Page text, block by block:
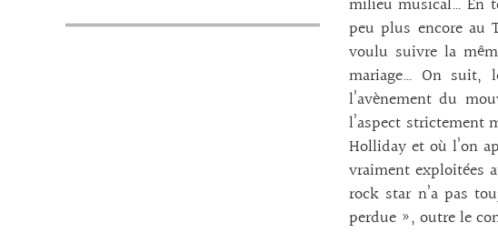
milieu musical… En
peu plus encore au
voulu suivre la
mariage… On suit,
l’avènement du
l’aspect strictement
Holliday et où l’on
vraiment exploitées
rock star n’a pas
perdue », outre le